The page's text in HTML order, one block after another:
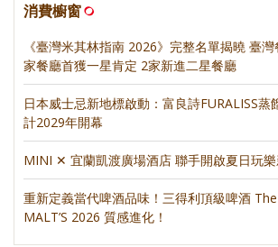
消費櫥窗
《臺灣米其林指南 2026》完整名單揭曉 臺
家餐廳首獲一星肯定 2家新進二星餐廳
日本威士忌新地標啟動：富良詩FURALISS蒸
計2029年開幕
MINI ✕ 宜蘭凱渡廣場酒店 聯手開啟夏日玩
重新定義當代啤酒品味！三得利頂級啤酒
MALT’S 2026 質感進化！